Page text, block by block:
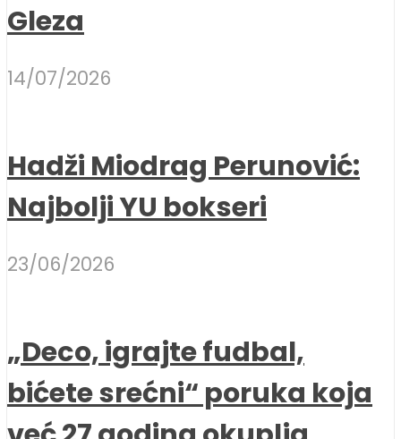
Gleza
14/07/2026
Hadži Miodrag Perunović:
Najbolji YU bokseri
23/06/2026
„Deco, igrajte fudbal,
bićete srećni“ poruka koja